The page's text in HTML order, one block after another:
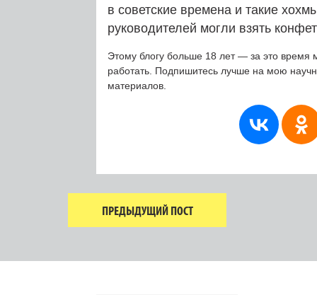
в советские времена и такие
руководителей могли взять
Этому блогу больше 18 лет — за это время
работать. Подпишитесь лучше на мою
материалов.
ПРЕДЫДУЩИЙ ПОСТ